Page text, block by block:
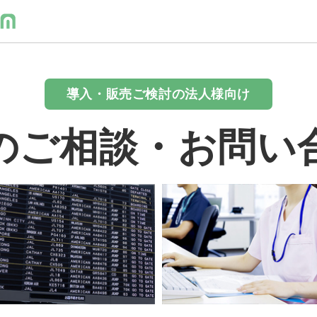
導入・販売ご検討の法人様向け
ご相談・お問い